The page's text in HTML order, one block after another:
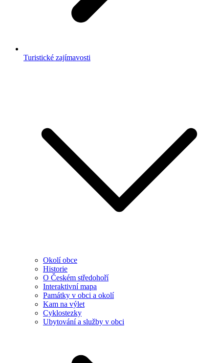
Turistické zajímavosti
Okolí obce
Historie
O Českém středohoří
Interaktivní mapa
Památky v obci a okolí
Kam na výlet
Cyklostezky
Ubytování a služby v obci